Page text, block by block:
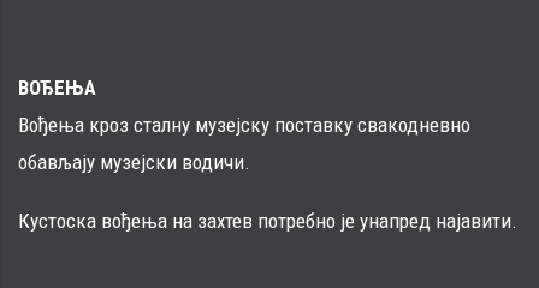
ВОЂЕЊА
Вођења кроз сталну музејску поставку свакодневно
обављају музејски водичи.
Кустоска вођења на захтев потребно је унапред најавити.